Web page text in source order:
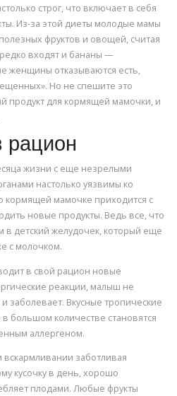
строг, что включает в себя
Из-за этой диеты молодые мамы
фруктов и овощей, считая
входят и бананы —
женщины отказываются есть,
Но не спешите это
продукт для кормящей мамочки, и
рацион
жизни с еще незрелыми
настолько уязвимы ко
кормящей мамочке приходится с
новые продукты. Ведь все, что
в детский желудочек, который еще
с молочком.
в свой рацион новые
реакции, малыш не
заболевает. Вкусные тропические
большом количестве становятся
аллергеном.
заботливая
кусочку в день, хорошо
плодами. Любые фрукты